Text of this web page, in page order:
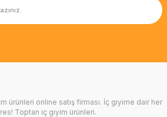
ürünleri online satış firması. İç giyime dair her
Toptan iç giyim ürünleri.